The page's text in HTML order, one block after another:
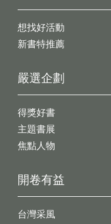
想找好活動
新書特推薦
開卷有益
台灣采風
嚴選企劃
得獎好書
主題書展
焦點人物